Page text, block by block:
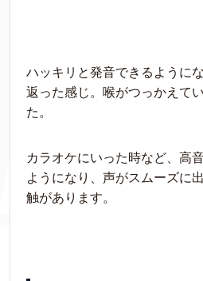
ハッキリと発音できるように
返った感じ。喉がつっかえて
た。
カラオケにいった時など、高
ようになり、声がスムーズに
触があります。